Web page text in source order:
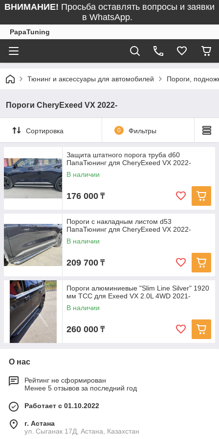
ВНИМАНИЕ! Просьба оставлять вопросы и заявки
в WhatsApp.
PapaTuning
Тюнинг и аксессуары для автомобилей Пороги,
Пороги CheryExeed VX 2022-
Сортировка 0 Фильтры
Защита штатного порога труба d60
ПапаТюнинг для CheryExeed VX 2022-
В наличии
176 000 ₸
Пороги с накладным листом d53
ПапаТюнинг для CheryExeed VX 2022-
В наличии
209 700 ₸
Пороги алюминиевые "Slim Line Silver" 1920
мм ТСС для Exeed VX 2.0L 4WD 2021-
В наличии
260 000 ₸
О нас
Рейтинг не сформирован
Менее 5 отзывов за последний год
Работает с 01.10.2022
г. Астана
ул. Сыганак 17Д, Астана, Казахстан